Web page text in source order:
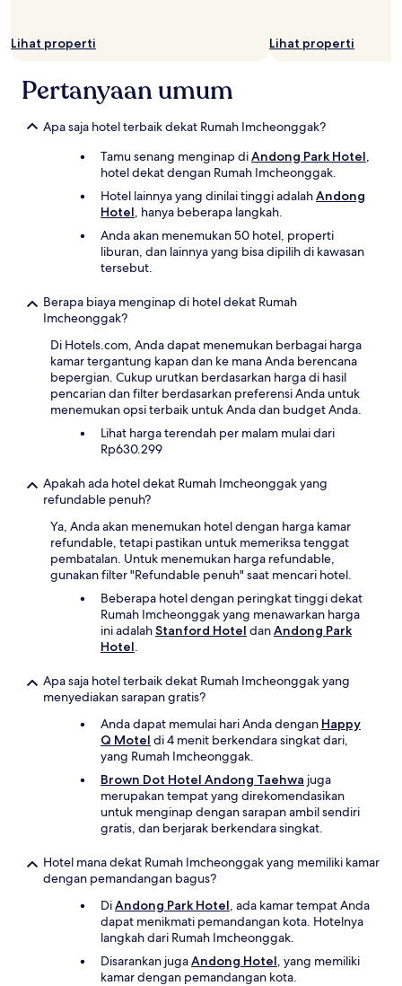
Lihat properti Lihat properti
Pertanyaan umum
Apa saja hotel terbaik dekat Rumah Imcheonggak?
Tamu senang menginap diAndong Park Hotel,
hotel dekat dengan Rumah Imcheonggak.
Hotel lainnya yang dinilai tinggi adalahAndong
Hotel, hanya beberapa langkah.
Anda akan menemukan 50 hotel, properti
liburan, dan lainnya yang bisa dipilih di kawasan
tersebut.
Berapa biaya menginap di hotel dekat Rumah
Imcheonggak?
Di Hotels.com, Anda dapat menemukan berbagai harga
kamar tergantung kapan dan ke mana Anda berencana
bepergian. Cukup urutkan berdasarkan harga di hasil
pencarian dan filter berdasarkan preferensi Anda untuk
menemukan opsi terbaik untuk Anda dan budget Anda.
Lihat harga terendah per malam mulai dari
Rp630.299
Apakah ada hotel dekat Rumah Imcheonggak yang
refundable penuh?
Ya, Anda akan menemukan hotel dengan harga kamar
refundable, tetapi pastikan untuk memeriksa tenggat
pembatalan. Untuk menemukan harga refundable,
gunakan filter "Refundable penuh" saat mencari hotel.
Beberapa hotel dengan peringkat tinggi dekat
Rumah Imcheonggak yang menawarkan harga
ini adalahStanford Hotel danAndong Park
Hotel.
Apa saja hotel terbaik dekat Rumah Imcheonggak yang
menyediakan sarapan gratis?
Anda dapat memulai hari Anda dengan Happy
Q Motel di 4 menit berkendara singkat dari,
yang Rumah Imcheonggak.
Brown Dot Hotel Andong Taehwa juga
merupakan tempat yang direkomendasikan
untuk menginap dengan sarapan ambil sendiri
gratis, dan berjarak berkendara singkat.
Hotel mana dekat Rumah Imcheonggak yang memiliki kamar
dengan pemandangan bagus?
DiAndong Park Hotel, ada kamar tempat Anda
dapat menikmati pemandangan kota. Hotelnya
langkah dari Rumah Imcheonggak.
Disarankan jugaAndong Hotel, yang memiliki
kamar dengan pemandangan kota.